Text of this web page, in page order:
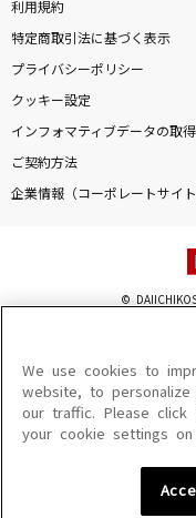
利用規約
特定商取引法に基づく表示
プライバシーポリシー
クッキー設定
インフォマティブデータの取
ご契約方法
企業情報（コーポレートサイト
©
このサイトに掲載されている一
を問わず、著作権法の定める範
を禁じます。
楽曲及びコンテンツは、機種に
楽曲及びコンテンツの配信日、
We use cookies to
website, to
our traffic. Please click
your cookie settings